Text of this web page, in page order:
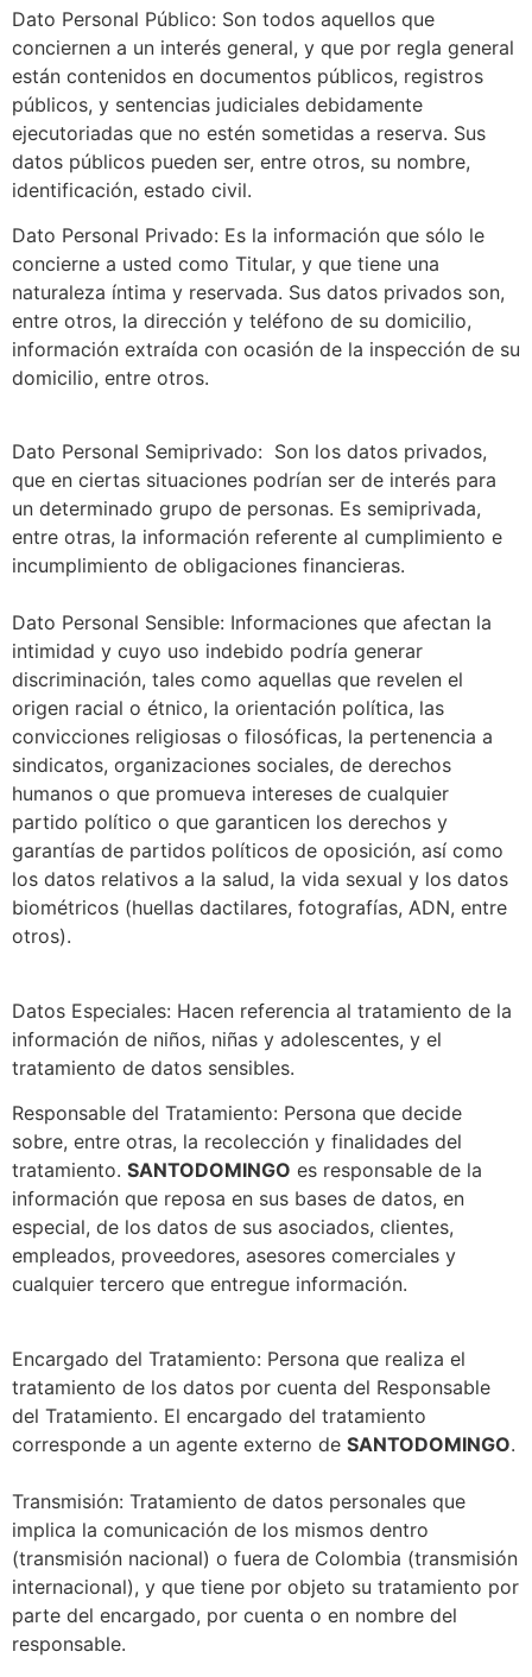
Dato Personal Público: Son todos aquellos que
conciernen a un interés general, y que por regla general
están contenidos en documentos públicos, registros
públicos, y sentencias judiciales debidamente
ejecutoriadas que no estén sometidas a reserva. Sus
datos públicos pueden ser, entre otros, su nombre,
identificación, estado civil.
Dato Personal Privado: Es la información que sólo le
concierne a usted como Titular, y que tiene una
naturaleza íntima y reservada. Sus datos privados son,
entre otros, la dirección y teléfono de su domicilio,
información extraída con ocasión de la inspección de su
domicilio, entre otros.
Dato Personal Semiprivado: Son los datos privados,
que en ciertas situaciones podrían ser de interés para
un determinado grupo de personas. Es semiprivada,
entre otras, la información referente al cumplimiento e
incumplimiento de obligaciones financieras.
Dato Personal Sensible: Informaciones que afectan la
intimidad y cuyo uso indebido podría generar
discriminación, tales como aquellas que revelen el
origen racial o étnico, la orientación política, las
convicciones religiosas o filosóficas, la pertenencia a
sindicatos, organizaciones sociales, de derechos
humanos o que promueva intereses de cualquier
partido político o que garanticen los derechos y
garantías de partidos políticos de oposición, así como
los datos relativos a la salud, la vida sexual y los datos
biométricos (huellas dactilares, fotografías, ADN, entre
otros).
Datos Especiales: Hacen referencia al tratamiento de la
información de niños, niñas y adolescentes, y el
tratamiento de datos sensibles.
Responsable del Tratamiento: Persona que decide
sobre, entre otras, la recolección y finalidades del
tratamiento. SANTODOMINGO es responsable de la
información que reposa en sus bases de datos, en
especial, de los datos de sus asociados, clientes,
empleados, proveedores, asesores comerciales y
cualquier tercero que entregue información.
Encargado del Tratamiento: Persona que realiza el
tratamiento de los datos por cuenta del Responsable
del Tratamiento. El encargado del tratamiento
corresponde a un agente externo de SANTODOMINGO.
Transmisión: Tratamiento de datos personales que
implica la comunicación de los mismos dentro
(transmisión nacional) o fuera de Colombia (transmisión
internacional), y que tiene por objeto su tratamiento por
parte del encargado, por cuenta o en nombre del
responsable.